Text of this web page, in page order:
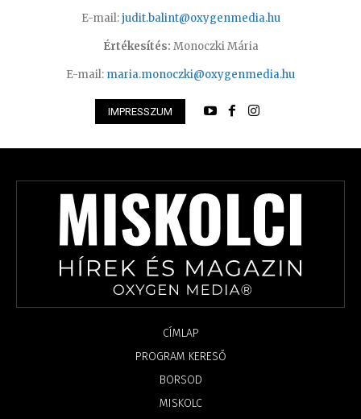
E-mail:judit.balint@oxygenmedia.hu
Értékesítés: Monoczki Mária
E-mail: maria.monoczki@oxygenmedia.hu
IMPRESSZUM
CÍMLAP
PROGRAM KERESŐ
BORSOD
MISKOLC